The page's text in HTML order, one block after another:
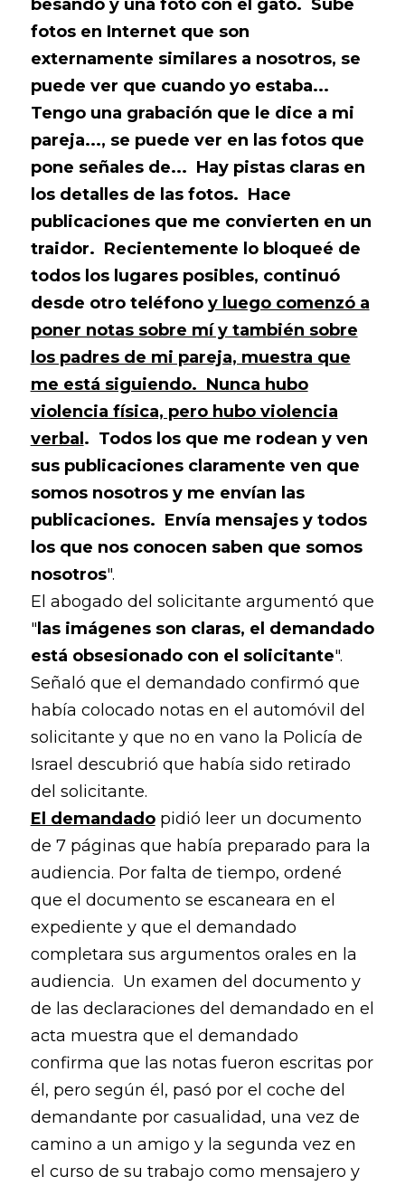
besando y una foto con el gato. Sube
fotos en Internet que son
externamente similares a nosotros, se
puede ver que cuando yo estaba...
Tengo una grabación que le dice a mi
pareja..., se puede ver en las fotos que
pone señales de... Hay pistas claras en
los detalles de las fotos. Hace
publicaciones que me convierten en un
traidor. Recientemente lo bloqueé de
todos los lugares posibles, continuó
desde otro teléfono y luego comenzó a
poner notas sobre mí y también sobre
los padres de mi pareja, muestra que
me está siguiendo. Nunca hubo
violencia física, pero hubo violencia
verbal . Todos los que me rodean y ven
sus publicaciones claramente ven que
somos nosotros y me envían las
publicaciones. Envía mensajes y todos
los que nos conocen saben que somos
nosotros".
El abogado del solicitante argumentó que
" las imágenes son claras, el demandado
está obsesionado con el solicitante".
Señaló que el demandado confirmó que
había colocado notas en el automóvil del
solicitante y que no en vano la Policía de
Israel descubrió que había sido retirado
del solicitante.
El demandadopidió leer un documento
de 7 páginas que había preparado para la
audiencia. Por falta de tiempo, ordené
que el documento se escaneara en el
expediente y que el demandado
completara sus argumentos orales en la
audiencia. Un examen del documento y
de las declaraciones del demandado en el
acta muestra que el demandado
confirma que las notas fueron escritas por
él, pero según él, pasó por el coche del
demandante por casualidad, una vez de
camino a un amigo y la segunda vez en
el curso de su trabajo como mensajero y